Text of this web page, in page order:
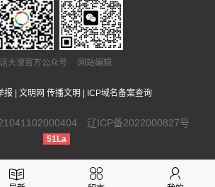
大潦官方公众号 网站编辑
报 文明网 传播文明 ICP域名备案查询
辽ICP备2022000827号
51La